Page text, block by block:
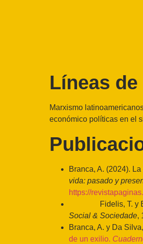
Líneas
Marxismo
económico políticas en el
Branca, A. (2024).
vida: pasado y
https://
Fidelis, T. y
Social & Sociedade,
Branca, A. y Da
de un exilio.